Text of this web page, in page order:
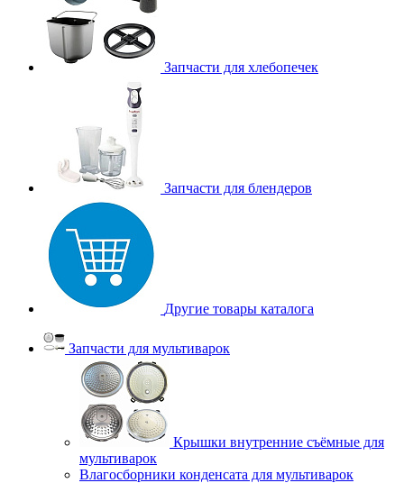
Запчасти для хлебопечек
Запчасти для блендеров
Другие товары каталога
Запчасти для мультиварок
Крышки внутренние съёмные для
мультиварок
Влагосборники конденсата для мультиварок